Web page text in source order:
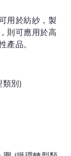
用於紡紗，製
則可應用於高
品。
別)